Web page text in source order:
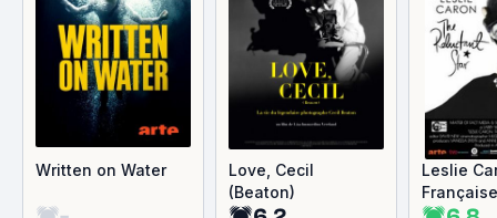
Written on Water
Love, Cecil
(Beaton)
Leslie